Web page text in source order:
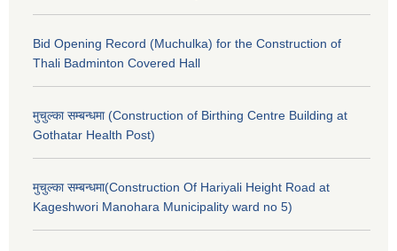
Bid Opening Record (Muchulka) for the Construction of
Thali Badminton Covered Hall
मुचुल्का सम्बन्धमा (Construction of Birthing Centre Building at
Gothatar Health Post)
मुचुल्का सम्बन्धमा(Construction Of Hariyali Height Road at
Kageshwori Manohara Municipality ward no 5)